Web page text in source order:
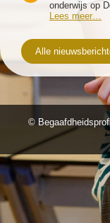
onderwijs op
Lees meer…
Alle
©